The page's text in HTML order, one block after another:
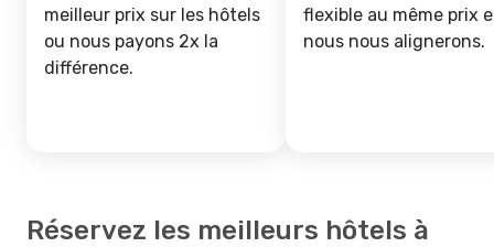
meilleur prix sur les hôtels
ou nous payons 2x la
différence.
flexible au même prix
nous nous alignerons.
Réservez les meilleurs hôtels à